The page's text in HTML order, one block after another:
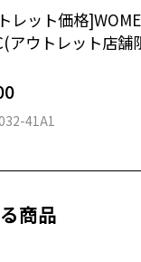
定期的な視
、
くと、実店舗で
トレンズ）へ無
ます（無料）。
ください。
レット価格
アウトレット店舗
41A1
商品